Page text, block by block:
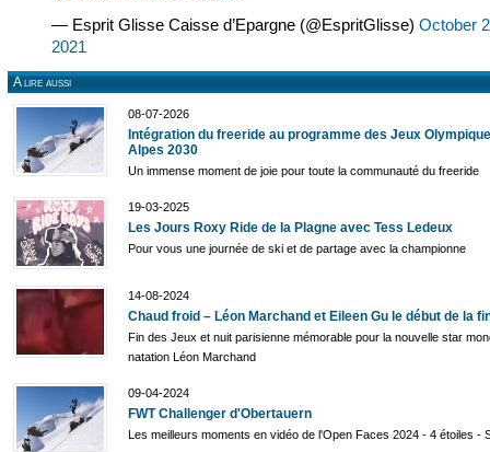
— Esprit Glisse Caisse d’Epargne (@EspritGlisse) October
2021
A lire aussi
08-07-2026
Intégration du freeride au programme des Jeux
Alpes 2030
Un immense moment de joie pour toute la communauté du freeride
19-03-2025
Les Jours Roxy Ride de la Plagne avec Tess Ledeux
Pour vous une journée de ski et de partage avec la championne
14-08-2024
Chaud froid – Léon Marchand et Eileen Gu le début de la
Fin des Jeux et nuit parisienne mémorable pour la nouvelle star
natation Léon Marchand
09-04-2024
FWT Challenger d'Obertauern
Les meilleurs moments en vidéo de l'Open Faces 2024 - 4 étoiles -